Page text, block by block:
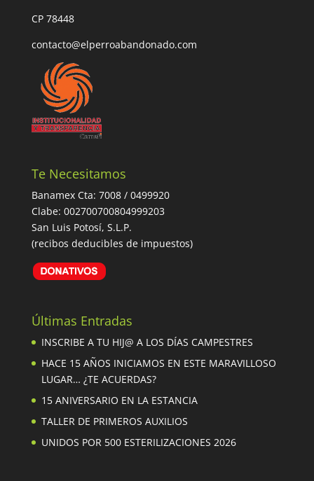
CP 78448
contacto@elperroabandonado.com
Te Necesitamos
Banamex Cta: 7008 / 0499920
Clabe: 002700700804999203
San Luis Potosí, S.L.P.
(recibos deducibles de impuestos)
Últimas Entradas
INSCRIBE A TU HIJ@ A LOS DÍAS CAMPESTRES
HACE 15 AÑOS INICIAMOS EN ESTE MARAVILLOSO
LUGAR… ¿TE ACUERDAS?
15 ANIVERSARIO EN LA ESTANCIA
TALLER DE PRIMEROS AUXILIOS
UNIDOS POR 500 ESTERILIZACIONES 2026